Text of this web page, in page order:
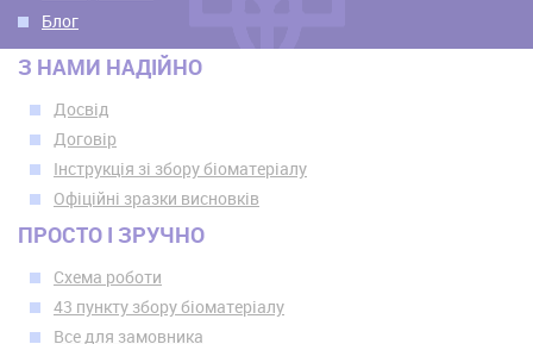
Блог
З НАМИ НАДІЙНО
Досвід
Договір
Інструкція зі збору біоматеріалу
Офіційні зразки висновків
ПРОСТО І ЗРУЧНО
Схема роботи
43 пункту збору біоматеріалу
Все для замовника